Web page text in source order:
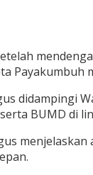
didampingi
BUMD di